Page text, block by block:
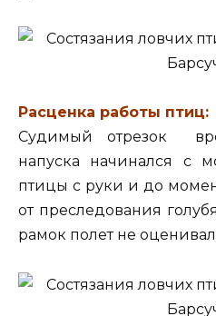
Расценка работы птиц:
Судимый отрезок
напуска начинался с
птицы с руки и до
от преследования
рамок полет не